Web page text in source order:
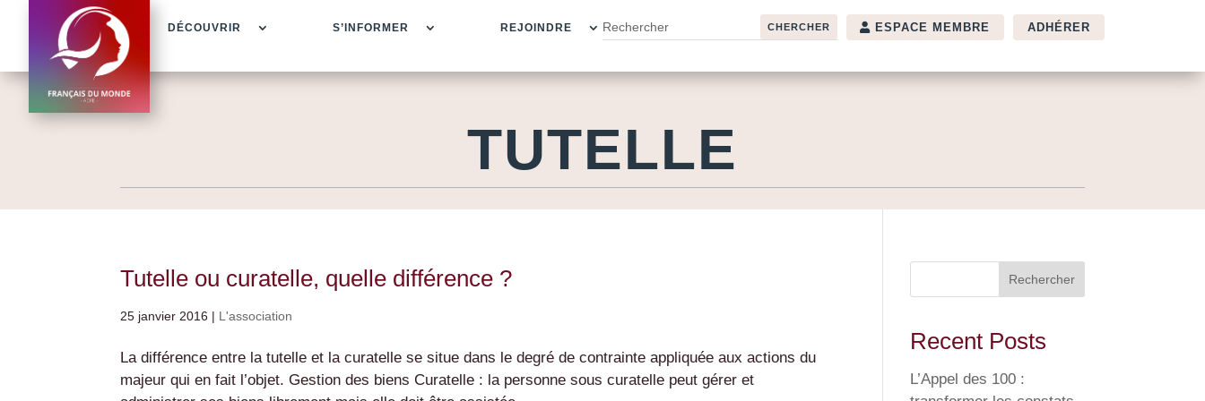
DÉCOUVRIR S’INFORMER REJOINDRE ESPACE MEMBRE ADHÉRER
TUTELLE
Tutelle ou curatelle, quelle différence ?
25 janvier 2016 | L'association
La différence entre la tutelle et la curatelle se situe dans le degré de contrainte appliquée aux actions du
majeur qui en fait l’objet. Gestion des biens Curatelle : la personne sous curatelle peut gérer et
Rechercher
Recent Posts
L’Appel des 100 :